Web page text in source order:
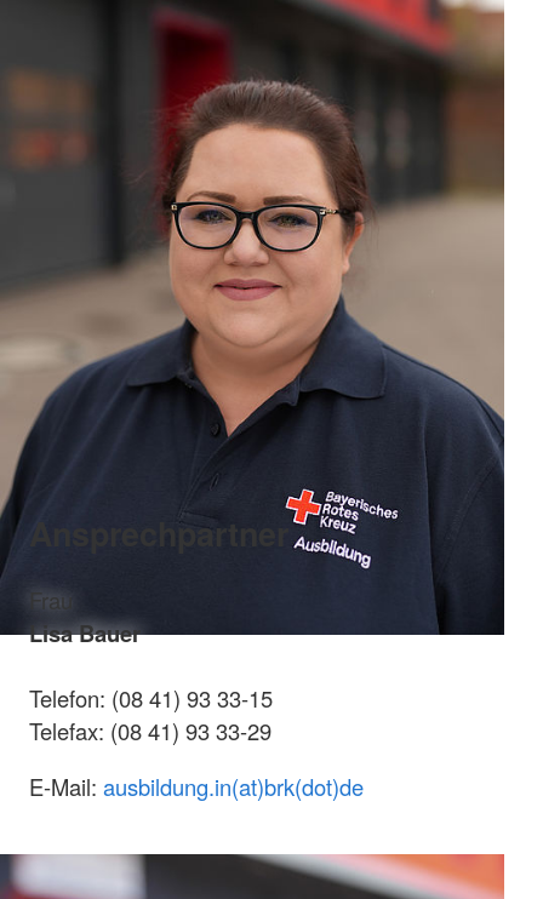
Ansprechpartner
Frau
Lisa Bauer
Telefon: (08 41) 93 33-15
Telefax: (08 41) 93 33-29
E-Mail: ausbildung.in(at)brk(dot)de